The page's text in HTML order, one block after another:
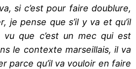
si c’est pour faire doublure,
je pense que s’il y va et qu’il
que c’est un mec qui est
le contexte marseillais, il va
parce qu’il va vouloir en faire